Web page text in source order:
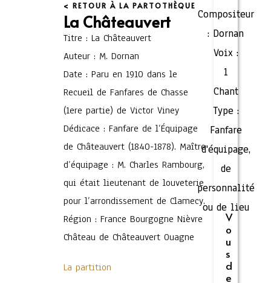
< RETOUR À LA PARTOTHÈQUE
La Châteauvert
Titre : La Châteauvert
Auteur : M. Dornan
Date : Paru en 1910 dans le
Recueil de Fanfares de Chasse
(1ere partie) de Victor Viney
Dédicace : Fanfare de l’Équipage
de Châteauvert (1840-1878). Maître
d’équipage : M. Charles Rambourg,
qui était lieutenant de louveterie
pour l’arrondissement de Clamecy.
Région : France Bourgogne Nièvre
Château de Châteauvert Ouagne
La partition
Compositeur
: Dornan
Voix :
1
Chant
Type :
Fanfare
d'équipage,
de
personnalité
ou de lieu
V
o
u
s
d
e